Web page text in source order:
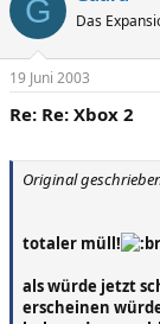
G Das
19 Juni 2003
Re: Re: Xbox 2
Original
totaler müll!
als würde jetzt
erscheinen